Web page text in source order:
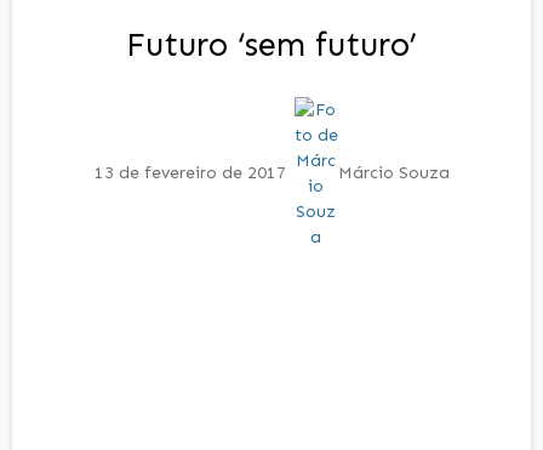
Futuro ‘sem futuro’
13 de fevereiro de 2017 Márcio Souza